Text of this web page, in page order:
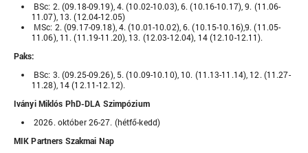
BSc: 2. (09.18-09.19), 4. (10.02-10.03), 6. (10.16-10.17), 9. (11.06-
11.07), 13. (12.04-12.05)
MSc: 2. (09.17-09.18), 4. (10.01-10.02), 6. (10.15-10.16),9. (11.05-
11.06), 11. (11.19-11.20), 13. (12.03-12.04), 14 (12.10-12.11).
Paks:
BSc: 3. (09.25-09.26), 5. (10.09-10.10), 10. (11.13-11.14), 12. (11.27-
11.28), 14 (12.11-12.12).
Iványi Miklós PhD-DLA Szimpózium
2026. október 26-27. (hétfő-kedd)
MIK Partners Szakmai Nap